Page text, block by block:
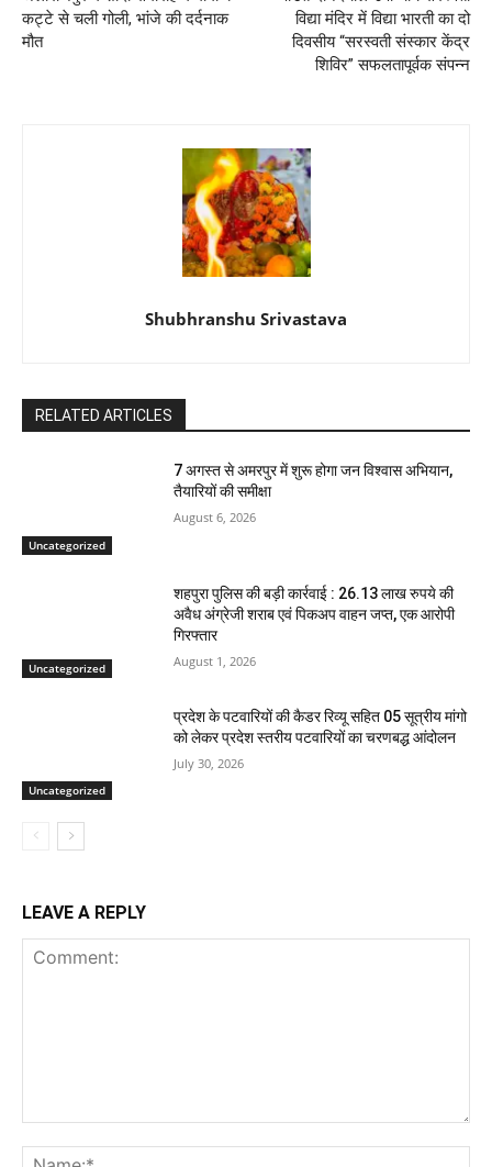
कट्टे से चली गोली, भांजे की दर्दनाक
मौत
विद्या मंदिर में विद्या भारती का दो
दिवसीय “सरस्वती संस्कार केंद्र
शिविर” सफलतापूर्वक संपन्न
Shubhranshu Srivastava
RELATED ARTICLES
Uncategorized
7 अगस्त से अमरपुर में शुरू होगा जन विश्वास अभियान,
तैयारियों की समीक्षा
August 6, 2026
Uncategorized
शहपुरा पुलिस की बड़ी कार्रवाई : 26.13 लाख रुपये की
अवैध अंग्रेजी शराब एवं पिकअप वाहन जप्त, एक आरोपी
गिरफ्तार
August 1, 2026
Uncategorized
प्रदेश के पटवारियों की कैडर रिव्यू सहित 05 सूत्रीय मांगो
को लेकर प्रदेश स्तरीय पटवारियों का चरणबद्ध आंदोलन
July 30, 2026
LEAVE A REPLY